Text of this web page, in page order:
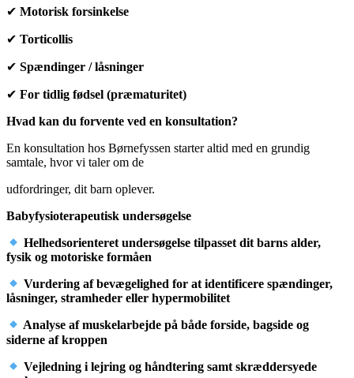
✔ Motorisk forsinkelse
✔ Torticollis
✔ Spændinger / låsninger
✔ For tidlig fødsel (præmaturitet)
Hvad kan du forvente ved en konsultation?
En konsultation hos Børnefyssen starter altid med en grundig
samtale, hvor vi taler om de
udfordringer, dit barn oplever.
Babyfysioterapeutisk undersøgelse
Helhedsorienteret undersøgelse tilpasset dit barns alder,
fysik og motoriske formåen
Vurdering af bevægelighed for at identificere spændinger,
låsninger, stramheder eller hypermobilitet
Analyse af muskelarbejde på både forside, bagside og
siderne af kroppen
Vejledning i lejring og håndtering samt skræddersyede